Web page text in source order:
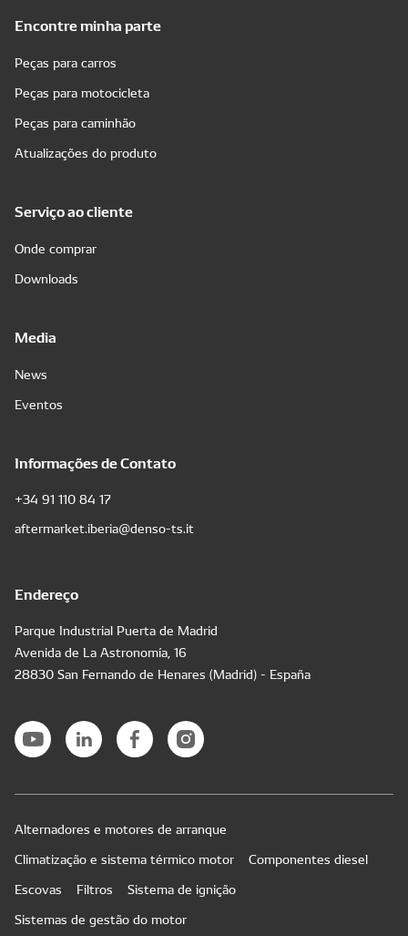
Encontre minha parte
Peças para carros
Peças para motocicleta
Peças para caminhão
Atualizações do produto
Serviço ao cliente
Onde comprar
Downloads
Media
News
Eventos
Informações de Contato
+34 91 110 84 17
aftermarket.iberia@denso-ts.it
Endereço
Parque Industrial Puerta de Madrid
Avenida de La Astronomía, 16
28830 San Fernando de Henares (Madrid) - España
Alternadores e motores de arranque
Climatização e sistema térmico motor
Componentes diesel
Escovas
Filtros
Sistema de ignição
Sistemas de gestão do motor